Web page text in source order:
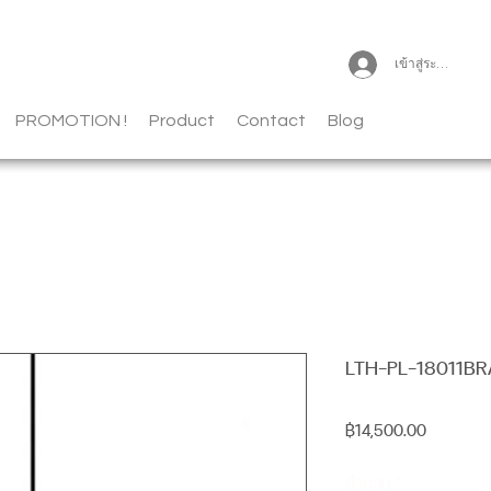
เข้าสู่ระบบ
PROMOTION ! Product Contact Blog
LTH-PL-
฿14,500.00ราคา